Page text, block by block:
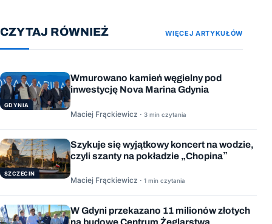
CZYTAJ RÓWNIEŻ WIĘCEJ ARTYKUŁÓW
GDYNIA
Wmurowano kamień węgielny pod
inwestycję Nova Marina Gdynia
Maciej Frąckiewicz · 3 min czytania
SZCZECIN
Szykuje się wyjątkowy koncert na wodzie,
czyli szanty na pokładzie „Chopina”
Maciej Frąckiewicz · 1 min czytania
W Gdyni przekazano 11 milionów złotych